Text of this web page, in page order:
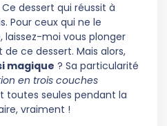
dessert qui réussit à
Pour ceux qui ne le
laissez-moi vous plonger
ce dessert. Mais alors,
magique ? Sa particularité
en trois couches
toutes seules pendant la
vraiment !